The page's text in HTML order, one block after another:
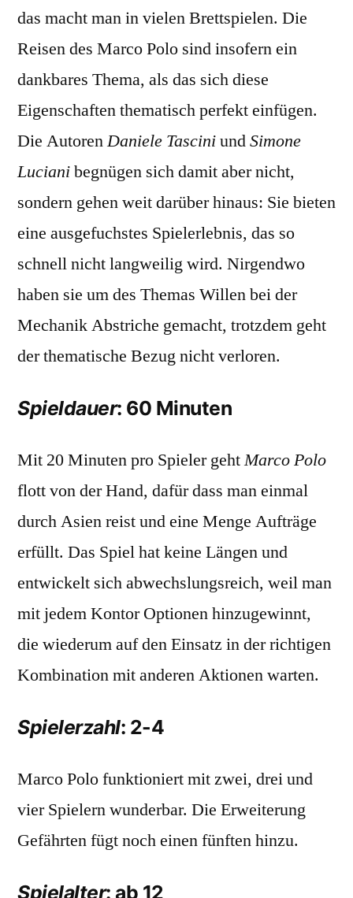
das macht man in vielen Brettspielen. Die
Reisen des Marco Polo sind insofern ein
dankbares Thema, als das sich diese
Eigenschaften thematisch perfekt einfügen.
Die AutorenDaniele TasciniundSimone
Lucianibegnügen sich damit aber nicht,
sondern gehen weit darüber hinaus: Sie bieten
eine ausgefuchstes Spielerlebnis, das so
schnell nicht langweilig wird. Nirgendwo
haben sie um des Themas Willen bei der
Mechanik Abstriche gemacht, trotzdem geht
der thematische Bezug nicht verloren.
Spieldauer: 60 Minuten
Mit 20 Minuten pro Spieler gehtMarco Polo
flott von der Hand, dafür dass man einmal
durch Asien reist und eine Menge Aufträge
erfüllt. Das Spiel hat keine Längen und
entwickelt sich abwechslungsreich, weil man
mit jedem Kontor Optionen hinzugewinnt,
die wiederum auf den Einsatz in der richtigen
Kombination mit anderen Aktionen warten.
Spielerzahl: 2-4
Marco Polo funktioniert mit zwei, drei und
vier Spielern wunderbar. Die Erweiterung
Gefährten fügt noch einen fünften hinzu.
Spielalter: ab 12